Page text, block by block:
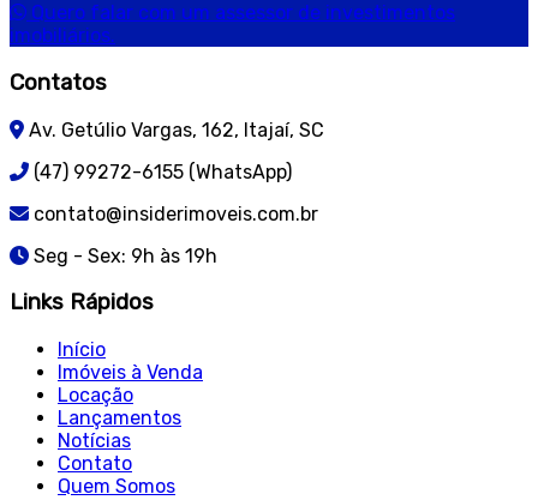
Quero falar com um assessor de investimentos
imobiliários.
Contatos
Av. Getúlio Vargas, 162, Itajaí, SC
(47) 99272-6155 (WhatsApp)
contato@insiderimoveis.com.br
Seg - Sex: 9h às 19h
Links Rápidos
Início
Imóveis à Venda
Locação
Lançamentos
Notícias
Contato
Quem Somos